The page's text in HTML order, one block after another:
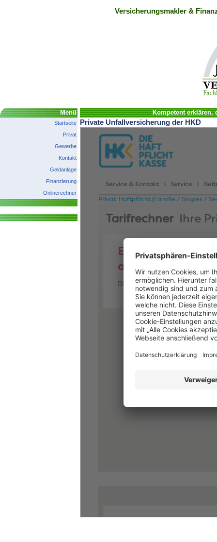
Versicherungsmakler &
Menü
Startseite
Privat
Gewerbe
Kontakt
Geldanlage
Finanzierung
Onlinerechner
Kompetent erklären,
Private Unfallversicherung der HKD